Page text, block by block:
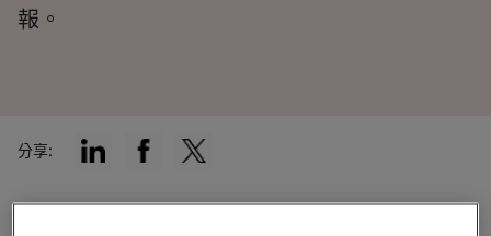
報。
分享: